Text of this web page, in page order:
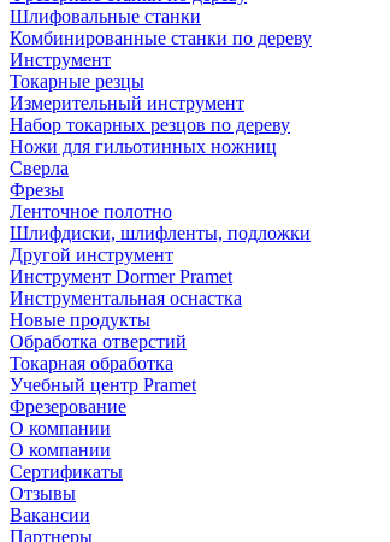
Шлифовальные станки
Комбинированные станки по дереву
Инструмент
Токарные резцы
Измерительный инструмент
Набор токарных резцов по дереву
Ножи для гильотинных ножниц
Сверла
Фрезы
Ленточное полотно
Шлифдиски, шлифленты, подложки
Другой инструмент
Инструмент Dormer Pramet
Инструментальная оснастка
Новые продукты
Обработка отверстий
Токарная обработка
Учебный центр Pramet
Фрезерование
О компании
О компании
Сертификаты
Отзывы
Вакансии
Партнеры